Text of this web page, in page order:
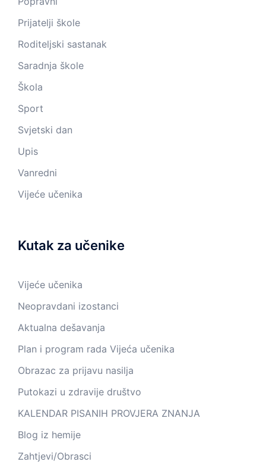
Prijatelji škole
Roditeljski sastanak
Saradnja škole
Škola
Sport
Svjetski dan
Upis
Vanredni
Vijeće učenika
Kutak za učenike
Vijeće učenika
Neopravdani izostanci
Aktualna dešavanja
Plan i program rada Vijeća učenika
Obrazac za prijavu nasilja
Putokazi u zdravije društvo
KALENDAR PISANIH PROVJERA ZNANJA
Blog iz hemije
Zahtjevi/Obrasci